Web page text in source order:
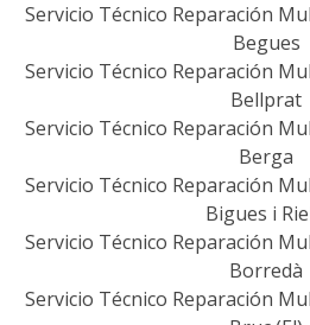
Servicio Técnico Reparación
Begues
Servicio Técnico Reparación
Bellprat
Servicio Técnico Reparación
Berga
Servicio Técnico Reparación
Bigues i
Servicio Técnico Reparación
Borredà
Servicio Técnico Reparación